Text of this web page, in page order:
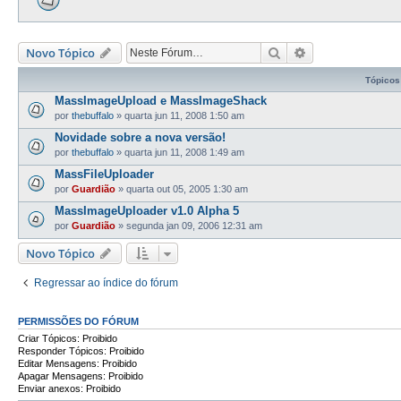
Novo Tópico Pesquisar
Tópicos
MassImageUpload e MassImageShack
por thebuffalo » quarta jun 11, 2008 1:50 am
Novidade sobre a nova versão!
por thebuffalo » quarta jun 11, 2008 1:49 am
MassFileUploader
por Guardião » quarta out 05, 2005 1:30 am
MassImageUploader v1.0 Alpha 5
por Guardião » segunda jan 09, 2006 12:31 am
Novo Tópico
Regressar ao índice do fórum
PERMISSÕES DO FÓRUM
Criar Tópicos: Proibido
Responder Tópicos: Proibido
Editar Mensagens: Proibido
Apagar Mensagens: Proibido
Enviar anexos: Proibido